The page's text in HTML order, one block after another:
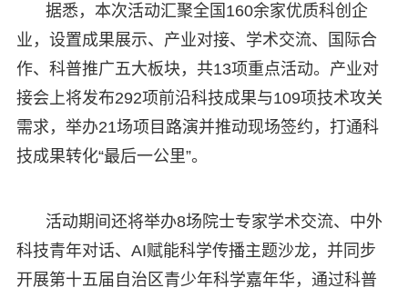
据悉，本次活动汇聚全国160余家优质科创企
业，设置成果展示、产业对接、学术交流、国际合
作、科普推广五大板块，共13项重点活动。产业对
接会上将发布292项前沿科技成果与109项技术攻关
需求，举办21场项目路演并推动现场签约，打通科
技成果转化“最后一公里”。
活动期间还将举办8场院士专家学术交流、中外
科技青年对话、AI赋能科学传播主题沙龙，并同步
开展第十五届自治区青少年科学嘉年华，通过科普